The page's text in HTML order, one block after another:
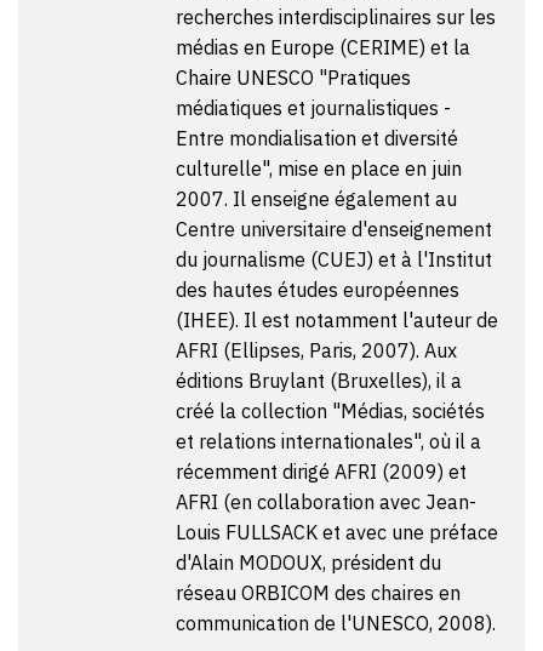
recherches interdisciplinaires sur les
médias en Europe (CERIME) et la
Chaire UNESCO "Pratiques
médiatiques et journalistiques -
Entre mondialisation et diversité
culturelle", mise en place en juin
2007. Il enseigne également au
Centre universitaire d'enseignement
du journalisme (CUEJ) et à l'Institut
des hautes études européennes
(IHEE). Il est notamment l'auteur de
AFRI (Ellipses, Paris, 2007). Aux
éditions Bruylant (Bruxelles), il a
créé la collection "Médias, sociétés
et relations internationales", où il a
récemment dirigé AFRI (2009) et
AFRI (en collaboration avec Jean-
Louis FULLSACK et avec une préface
d'Alain MODOUX, président du
réseau ORBICOM des chaires en
communication de l'UNESCO, 2008).